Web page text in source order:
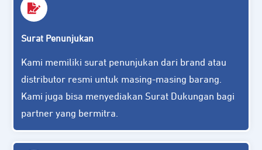
Surat Penunjukan
Kami memiliki surat penunjukan dari brand atau
distributor resmi untuk masing-masing barang.
Kami juga bisa menyediakan Surat Dukungan bagi
partner yang bermitra.